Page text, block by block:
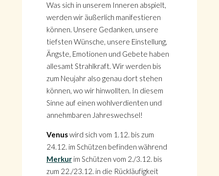
Was sich in unserem Inneren abspielt,
werden wir äußerlich manifestieren
können. Unsere Gedanken, unsere
tiefsten Wünsche, unsere Einstellung,
Ängste, Emotionen und Gebete haben
allesamt Strahlkraft. Wir werden bis
zum Neujahr also genau dort stehen
können, wo wir hinwollten. In diesem
Sinne auf einen wohlverdienten und
annehmbaren Jahreswechsel!
Venuswird sich vom 1.12. bis zum
24.12. im Schützen befinden während
Merkurim Schützen vom 2./3.12. bis
zum 22./23.12. in die Rückläufigkeit